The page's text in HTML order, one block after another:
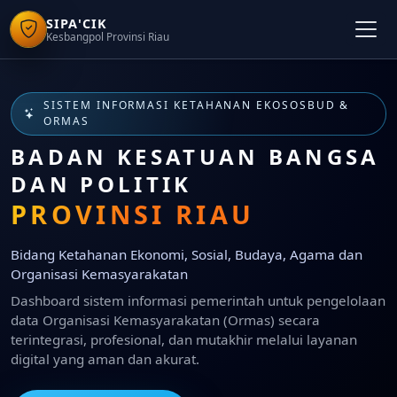
SIPA'CIK
Kesbangpol Provinsi Riau
SISTEM INFORMASI KETAHANAN EKOSOSBUD &
ORMAS
BADAN KESATUAN BANGSA
DAN POLITIK
PROVINSI RIAU
Bidang Ketahanan Ekonomi, Sosial, Budaya, Agama dan
Organisasi Kemasyarakatan
Dashboard sistem informasi pemerintah untuk pengelolaan
data Organisasi Kemasyarakatan (Ormas) secara
terintegrasi, profesional, dan mutakhir melalui layanan
digital yang aman dan akurat.